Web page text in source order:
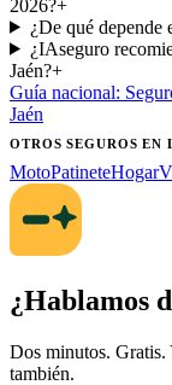
2026?+
¿De qué depende
¿IAseguro
Jaén?+
Guía nacional:
Jaén
OTROS SEGUROSEN
MotoPatineteHogar
¿Hablamos
Dos minutos. Gratis.
también.